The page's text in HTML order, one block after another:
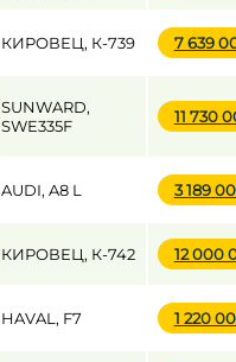
КИРОВЕЦ, К-739 7 639
SUNWARD,
SWE335F
11 730
AUDI, A8 L 3 189
КИРОВЕЦ, К-742 12 000
HAVAL, F7 1 220